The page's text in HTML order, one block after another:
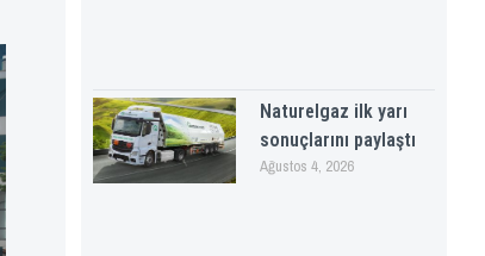
Naturelgaz ilk yarı
sonuçlarını paylaştı
Ağustos 4, 2026